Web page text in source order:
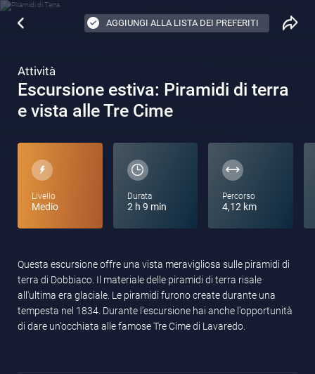
AGGIUNGI ALLA LISTA DEI PREFERITI
Attività
Escursione estiva: Piramidi di terra
e vista alle Tre Cime
Livello
Medio
Durata
2 h 9 min
Percorso
4,12 km
Questa escursione offre una vista meravigliosa sulle piramidi di
terra di Dobbiaco. Il materiale delle piramidi di terra risale
all'ultima era glaciale. Le piramidi furono create durante una
tempesta nel 1834. Durante l'escursione hai anche l'opportunità
di dare un'occhiata alle famose Tre Cime di Lavaredo.